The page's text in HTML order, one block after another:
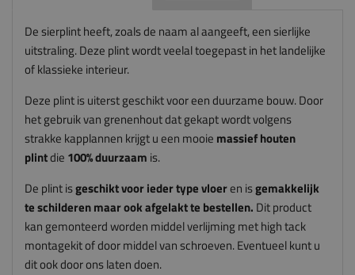
De sierplint heeft, zoals de naam al aangeeft, een sierlijke
uitstraling. Deze plint wordt veelal toegepast in het landelijke
of klassieke interieur.
Deze plint is uiterst geschikt voor een duurzame bouw. Door
het gebruik van grenenhout dat gekapt wordt volgens
strakke kapplannen krijgt u een mooie massief houten
plintdie 100% duurzaam is.
De plint isgeschikt voor ieder type vloeren isgemakkelijk
te schilderen maar ook afgelakt te bestellen. Dit product
kan gemonteerd worden middel verlijming met high tack
montagekit of door middel van schroeven. Eventueel kunt u
dit ook door ons laten doen.